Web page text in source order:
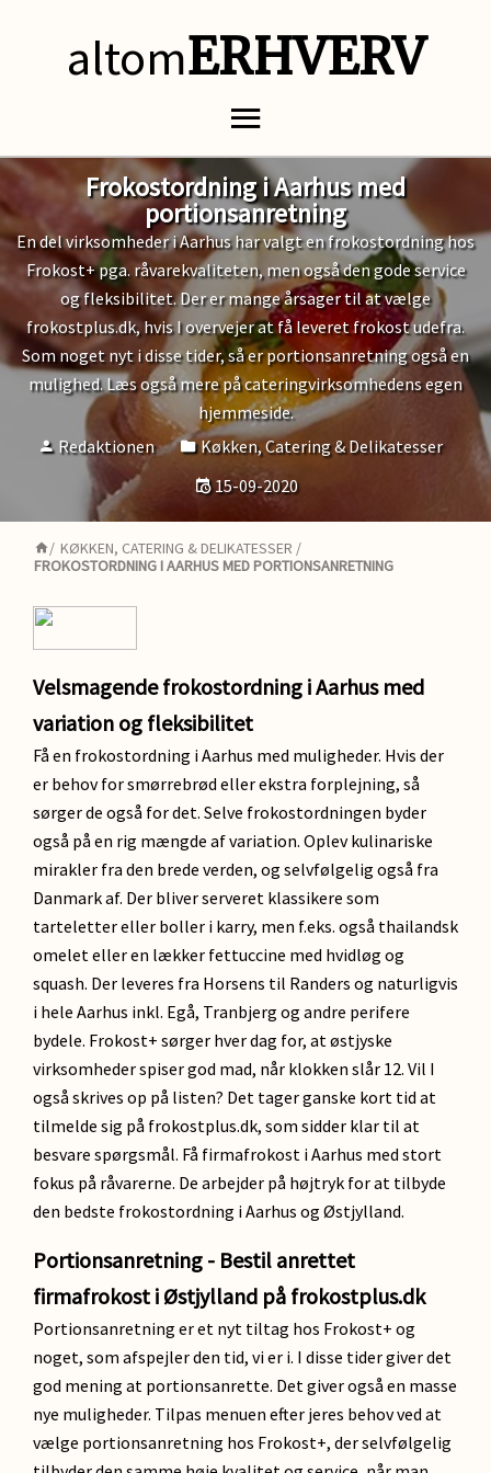
altomERHVERV
Frokostordning i Aarhus med
portionsanretning
En del virksomheder i Aarhus har valgt en frokostordning hos
Frokost+ pga. råvarekvaliteten, men også den gode service
og fleksibilitet. Der er mange årsager til at vælge
frokostplus.dk, hvis I overvejer at få leveret frokost udefra.
Som noget nyt i disse tider, så er portionsanretning også en
mulighed. Læs også mere på cateringvirksomhedens egen
hjemmeside.
Redaktionen
Køkken, Catering & Delikatesser
15-09-2020
/ KØKKEN, CATERING & DELIKATESSER /
FROKOSTORDNING I AARHUS MED PORTIONSANRETNING
Velsmagende frokostordning i Aarhus med
variation og fleksibilitet
Få en frokostordning i Aarhus med muligheder. Hvis der
er behov for smørrebrød eller ekstra forplejning, så
sørger de også for det. Selve frokostordningen byder
også på en rig mængde af variation. Oplev kulinariske
mirakler fra den brede verden, og selvfølgelig også fra
Danmark af. Der bliver serveret klassikere som
tarteletter eller boller i karry, men f.eks. også thailandsk
omelet eller en lækker fettuccine med hvidløg og
squash. Der leveres fra Horsens til Randers og naturligvis
i hele Aarhus inkl. Egå, Tranbjerg og andre perifere
bydele. Frokost+ sørger hver dag for, at østjyske
virksomheder spiser god mad, når klokken slår 12. Vil I
også skrives op på listen? Det tager ganske kort tid at
tilmelde sig på frokostplus.dk, som sidder klar til at
besvare spørgsmål. Få firmafrokost i Aarhus med stort
fokus på råvarerne. De arbejder på højtryk for at tilbyde
den bedste frokostordning i Aarhus og Østjylland.
Portionsanretning - Bestil anrettet
firmafrokost i Østjylland på frokostplus.dk
Portionsanretning er et nyt tiltag hos Frokost+ og
noget, som afspejler den tid, vi er i. I disse tider giver det
god mening at portionsanrette. Det giver også en masse
nye muligheder. Tilpas menuen efter jeres behov ved at
vælge portionsanretning hos Frokost+, der selvfølgelig